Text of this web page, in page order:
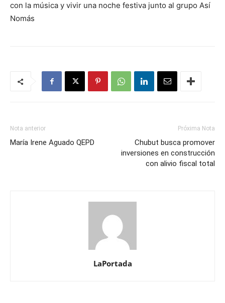
con la música y vivir una noche festiva junto al grupo Así
Nomás
Nota anterior
María Irene Aguado QEPD
Próxima Nota
Chubut busca promover
inversiones en construcción
con alivio fiscal total
LaPortada